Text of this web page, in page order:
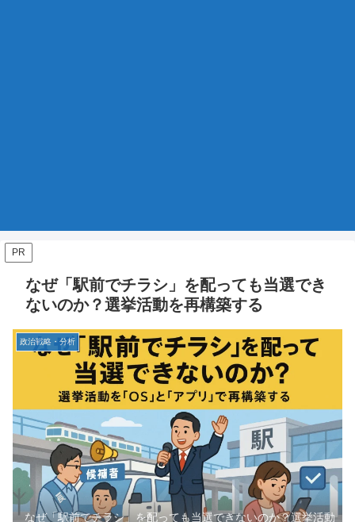
PR
なぜ「駅前でチラシ」を配っても当選でき
ないのか？選挙活動を再構築する
政治戦略・分析
なぜ「駅前でチラシ」を配っても当選できないのか？選挙活動